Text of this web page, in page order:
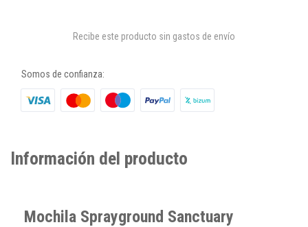
Recibe este producto sin gastos de envío
Somos de confianza:
Información del producto
Mochila Sprayground Sanctuary